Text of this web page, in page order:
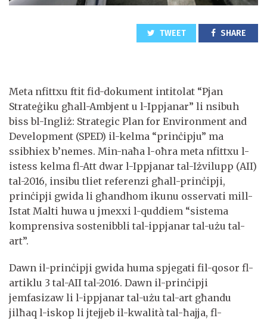
TWEET SHARE
Meta nfittxu ftit fid-dokument intitolat “Pjan
Strateġiku għall-Ambjent u l-Ippjanar” li nsibuh
biss bl-Ingliż: Strategic Plan for Environment and
Development (SPED) il-kelma “prinċipju” ma
ssibhiex b’nemes. Min-naħa l-oħra meta nfittxu l-
istess kelma fl-Att dwar l-Ippjanar tal-Iżvilupp (AII)
tal-2016, insibu tliet referenzi għall-prinċipji,
prinċipji gwida li għandhom ikunu osservati mill-
Istat Malti huwa u jmexxi l-quddiem “sistema
komprensiva sostenibbli tal-ippjanar tal-użu tal-
art”.
Dawn il-prinċipji gwida huma spjegati fil-qosor fl-
artiklu 3 tal-AII tal-2016. Dawn il-prinċipji
jemfasizaw li l-ippjanar tal-użu tal-art għandu
jilħaq l-iskop li jtejjeb il-kwalità tal-ħajja, fl-